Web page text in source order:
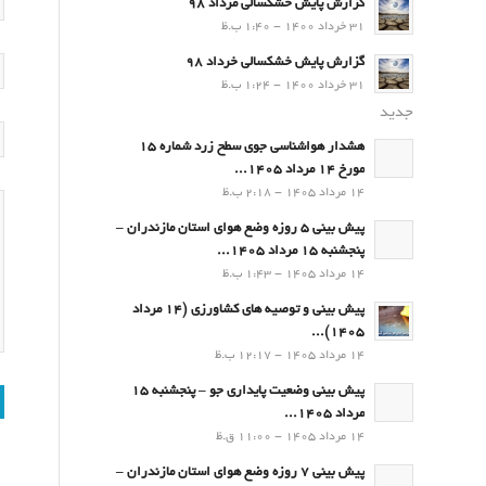
گزارش پایش خشکسالی مرداد 98
31 خرداد 1400 - 1:40 ب.ظ
گزارش پایش خشکسالی خرداد 98
31 خرداد 1400 - 1:24 ب.ظ
جدید
هشدار هواشناسی جوی سطح زرد شماره 15
مورخ 14 مرداد 1405...
14 مرداد 1405 - 2:18 ب.ظ
پیش بینی 5 روزه وضع هوای استان مازندران –
پنجشنبه 15 مرداد 1405...
14 مرداد 1405 - 1:43 ب.ظ
پیش بینی و توصیه های کشاورزی (14 مرداد
۱۴۰۵)...
14 مرداد 1405 - 12:17 ب.ظ
پیش بینی وضعیت پایداری جو – پنجشنبه 15
مرداد 1405...
14 مرداد 1405 - 11:00 ق.ظ
پیش بینی 7 روزه وضع هوای استان مازندران –